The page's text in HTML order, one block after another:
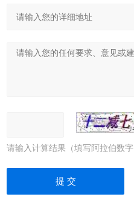
请输入计算结果（填写阿拉伯数